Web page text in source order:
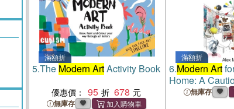
滿額折
5.The Modern ArtActivity Book
優惠價： 95 678
無庫存
滿額折
6.Modern Art
Home: A
無庫存